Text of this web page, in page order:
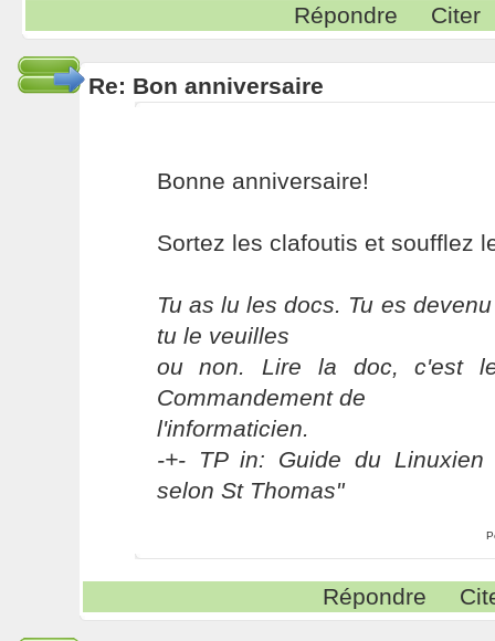
Répondre Citer
Re: Bon anniversaire
Bonne anniversaire!
Sortez les clafoutis et soufflez
Tu as lu les docs. Tu es
tu le veuilles
ou non. Lire la doc, c'est
Commandement de
l'informaticien.
-+- TP in: Guide du Linuxien
selon St Thomas"
Répondre